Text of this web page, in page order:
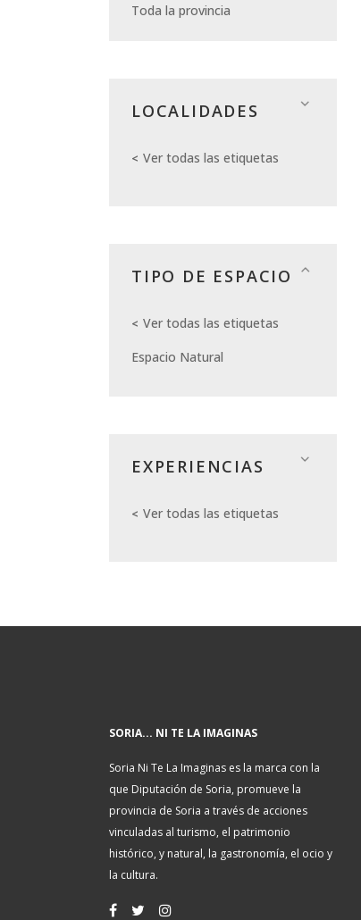
Toda la provincia
LOCALIDADES
Ver todas las etiquetas
TIPO DE ESPACIO
Ver todas las etiquetas
Espacio Natural
EXPERIENCIAS
Ver todas las etiquetas
SORIA... NI TE LA IMAGINAS
Soria Ni Te La Imaginas es la marca con la
que Diputación de Soria, promueve la
provincia de Soria a través de acciones
vinculadas al turismo, el patrimonio
histórico, y natural, la gastronomía, el ocio y
la cultura.